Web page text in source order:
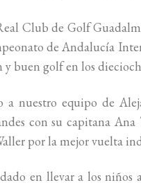
Club de Golf
de Andalucía
y buen golf en los
a nuestro equipo de
con su capitana
por la mejor vuelta
en llevar a los